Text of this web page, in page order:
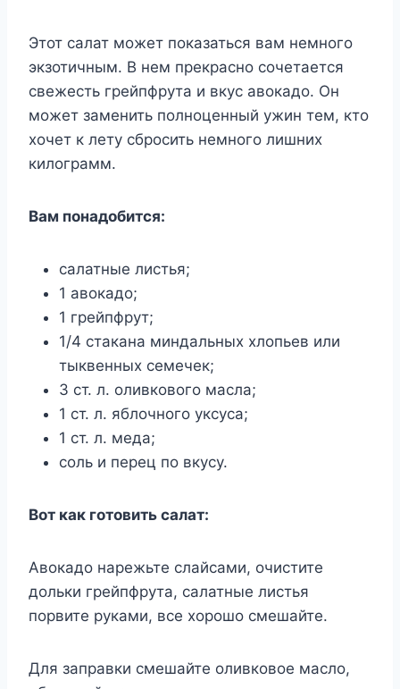
Этот салат может показаться вам немного
экзотичным. В нем прекрасно сочетается
свежесть грейпфрута и вкус авокадо. Он
может заменить полноценный ужин тем, кто
хочет к лету сбросить немного лишних
килограмм.
Вам понадобится:
салатные листья;
1 авокадо;
1 грейпфрут;
1/4 стакана миндальных хлопьев или
тыквенных семечек;
3 ст. л. оливкового масла;
1 ст. л. яблочного уксуса;
1 ст. л. меда;
соль и перец по вкусу.
Вот как готовить салат:
Авокадо нарежьте слайсами, очистите
дольки грейпфрута, салатные листья
порвите руками, все хорошо смешайте.
Для заправки смешайте оливковое масло,